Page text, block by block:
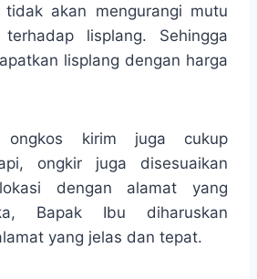
akan mengurangi mutu
lisplang. Sehingga
lisplang dengan harga
ongkos kirim juga cukup
ongkir juga disesuaikan
dengan alamat yang
Bapak Ibu diharuskan
yang jelas dan tepat.